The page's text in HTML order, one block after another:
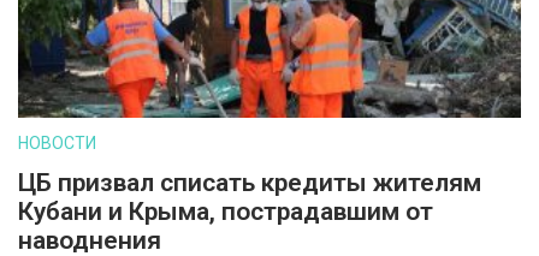
НОВОСТИ
ЦБ призвал списать кредиты жителям
Кубани и Крыма, пострадавшим от
наводнения